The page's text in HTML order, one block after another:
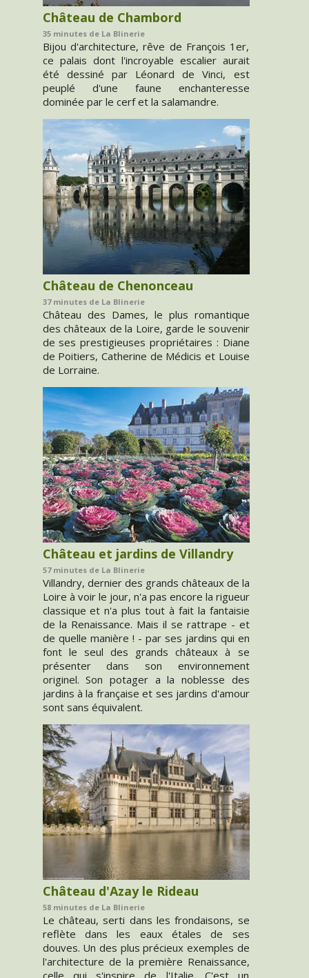
Château de Chambord
35 minutes de La Blinerie
Bijou d'architecture, rêve de François 1er,
ce palais dont l'incroyable escalier aurait
été dessiné par Léonard de Vinci, est
peuplé d'une faune enchanteresse
dominée par le cerf et la salamandre.
Château de Chenonceau
37 minutes de La Blinerie
Château des Dames, le plus romantique
des châteaux de la Loire, garde le souvenir
de ses prestigieuses propriétaires : Diane
de Poitiers, Catherine de Médicis et Louise
de Lorraine.
Château et jardins de Villandry
57 minutes de La Blinerie
Villandry, dernier des grands châteaux de la
Loire à voir le jour, n'a pas encore la rigueur
classique et n'a plus tout à fait la fantaisie
de la Renaissance. Mais il se rattrape - et
de quelle manière ! - par ses jardins qui en
font le seul des grands châteaux à se
présenter dans son environnement
originel. Son potager a la noblesse des
jardins à la française et ses jardins d'amour
sont sans équivalent.
Château d'Azay le Rideau
58 minutes de La Blinerie
Le château, serti dans les frondaisons, se
reflète dans les eaux étales de ses
douves. Un des plus précieux exemples de
l'architecture de la première Renaissance,
celle qui s'inspire de l'Italie. C'est un